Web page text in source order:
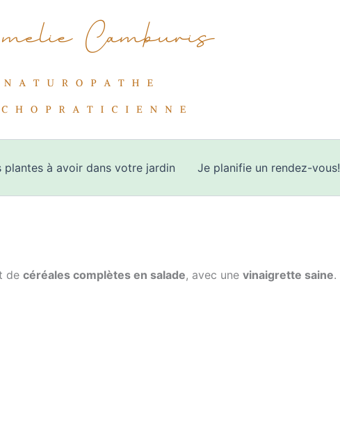
plantes à avoir dans votre jardin Je planifie un rendez-vous!
de céréales complètes en salade, avec une vinaigrette saine.